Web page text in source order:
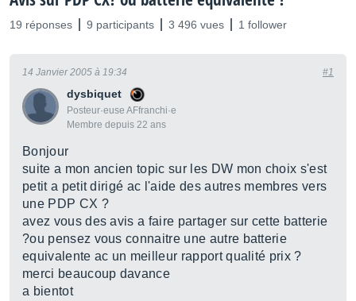
19 réponses 9 participants 3 496 vues 1 follower
dysbiquet
Posteur·euse AFfranchi·e
Membre depuis 22 ans
14 Janvier 2005 à 19:34 #1
Bonjour
suite a mon ancien topic sur les DW mon choix s'est
petit a petit dirigé ac l'aide des autres membres vers
une PDP CX ?
avez vous des avis a faire partager sur cette batterie
?ou pensez vous connaitre une autre batterie
equivalente ac un meilleur rapport qualité prix ?
merci beaucoup davance
a bientot